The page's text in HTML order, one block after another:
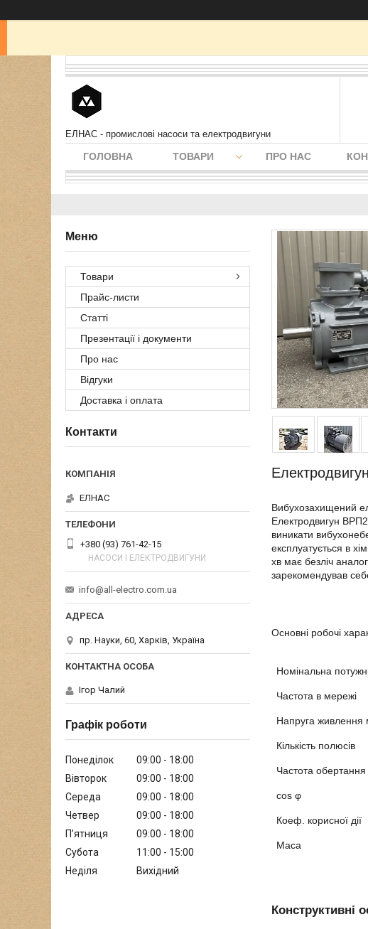
ЕЛНАС - промислові насоси та електродвигуни
ГОЛОВНА ТОВАРИ ПРО НАС
Вибухозахищений
Електродвигун
виникати
експлуатується в
хв має безліч
зарекомендував
Основні робочі
Номінальна
Частота в мережі
Напруга живлення
Кількість полюсів
Частота обертання
cosφ
Коеф. корисної дії
Маса
Конструктивні
Товари
Прайс-листи
Статті
Презентації і документи
Про нас
Відгуки
Доставка і оплата
Контакти
ЕЛНАС
+380 (93) 761-42-15
НАСОСИ І ЕЛЕКТРОДВИГУНИ
info@all-electro.com.ua
пр. Науки, 60, Харків, Україна
Ігор Чалий
Графік роботи
Понеділок 09:00
18:00
Вівторок
09:00
18:00
Середа
09:00
18:00
Четвер
09:00
18:00
Пʼятниця
09:00
18:00
Субота
11:00
15:00
Неділя
Вихідний